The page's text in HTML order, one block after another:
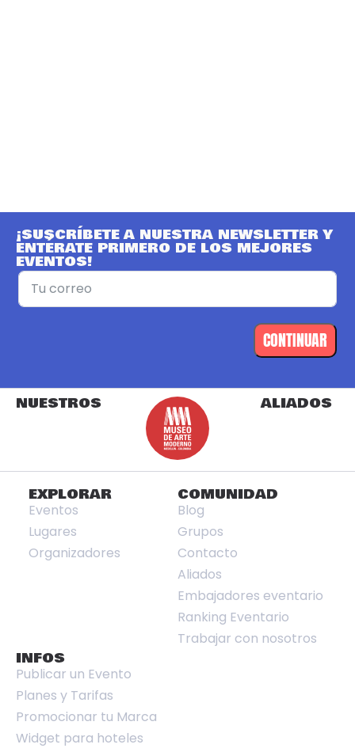
¡SUSCRÍBETE A NUESTRA NEWSLETTER Y
ENTÉRATE PRIMERO DE LOS MEJORES
EVENTOS!
CONTINUAR
NUESTROS ALIADOS
EXPLORAR
Eventos
Lugares
Organizadores
COMUNIDAD
Blog
Grupos
Contacto
Aliados
Embajadores eventario
Ranking Eventario
Trabajar con nosotros
INFOS
Publicar un Evento
Planes y Tarifas
Promocionar tu Marca
Widget para hoteles